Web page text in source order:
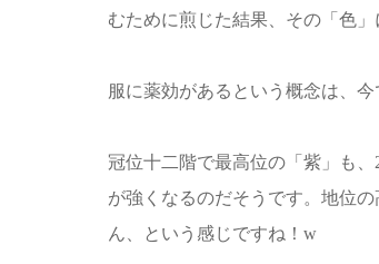
むために煎じた結果、その「色
服に薬効があるという概念は、今
冠位十二階で最高位の「紫」も
が強くなるのだそうです。地位
ん、という感じですね！w